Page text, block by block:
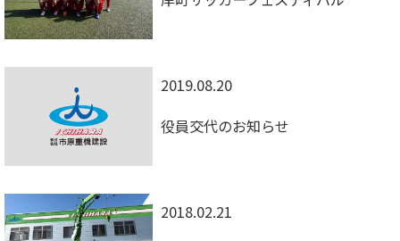
2019.08.20
役員交代のお知らせ
2018.02.21